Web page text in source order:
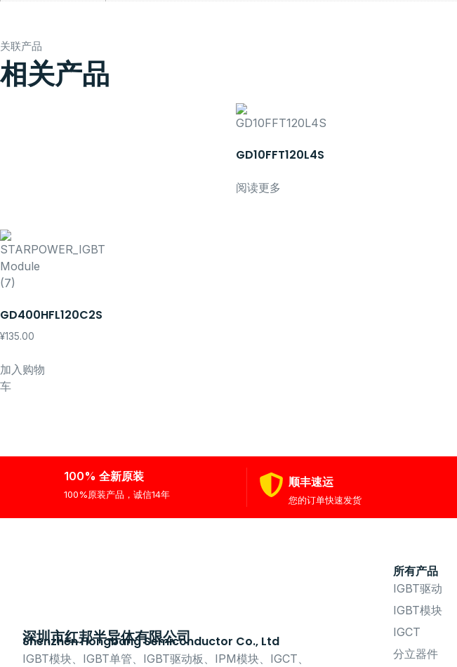
关联产品
相关产品
GD10FFT120L4S
阅读更多
GD400HFL120C2S
¥135.00
加入购物
车
100% 全新原装
100%原装产品，诚信14年
顺丰速运
您的订单快速发货
深圳市红邦半导体有限公司
Shenzhen Hongbang Semiconductor Co., Ltd
IGBT模块、IGBT单管、IGBT驱动板、IPM模块、IGCT、
所有产品
IGBT驱动
IGBT模块
IGCT
分立器件